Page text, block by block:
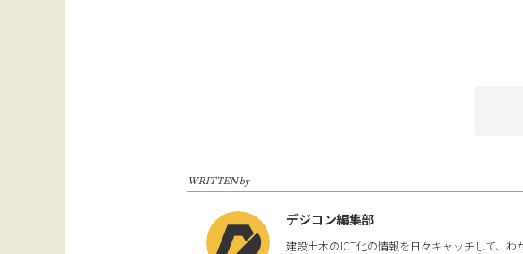
WRITTEN by
デジコン編集部
建設土木のICT化の情報を日々キャッチして、わ